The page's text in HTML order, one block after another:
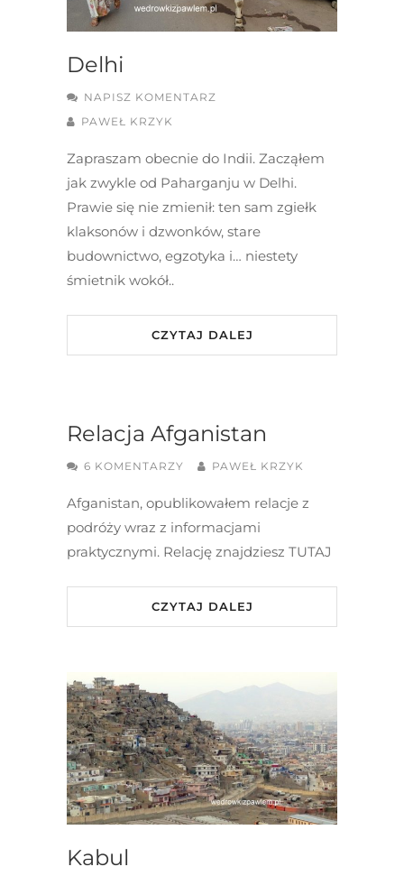
Delhi
NAPISZ KOMENTARZ
PAWEŁ KRZYK
Zapraszam obecnie do Indii. Zacząłem
jak zwykle od Paharganju w Delhi.
Prawie się nie zmienił: ten sam zgiełk
klaksonów i dzwonków, stare
budownictwo, egzotyka i… niestety
śmietnik wokół..
CZYTAJ DALEJ
Relacja Afganistan
6 KOMENTARZY PAWEŁ KRZYK
Afganistan, opublikowałem relacje z
podróży wraz z informacjami
praktycznymi. Relację znajdziesz TUTAJ
CZYTAJ DALEJ
Kabul